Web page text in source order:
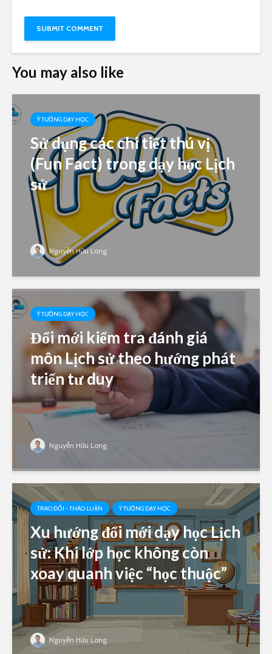
You may also like
Ý TƯỞNG DẠY HỌC
Sử dụng các chi tiết thú vị
(Fun Fact) trong dạy học Lịch
sử
Nguyễn Hữu Long
Ý TƯỞNG DẠY HỌC
Đổi mới kiểm tra đánh giá
môn Lịch sử theo hướng phát
triển tư duy
Nguyễn Hữu Long
TRAO ĐỔI - THẢO LUẬN Ý TƯỞNG DẠY HỌC
Xu hướng đổi mới dạy học Lịch
sử: Khi lớp học không còn
xoay quanh việc “học thuộc”
Nguyễn Hữu Long